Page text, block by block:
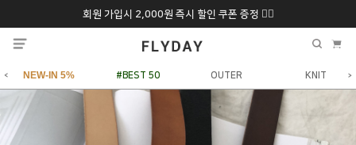
회원 가입시 2,000원 즉시 할인 쿠폰 증정 ❤️‍🔥
추석 특별 할인 10~20% 9/6 화 ~ 9/12월
NEW-IN 5% #BEST 50 OUTER KNIT